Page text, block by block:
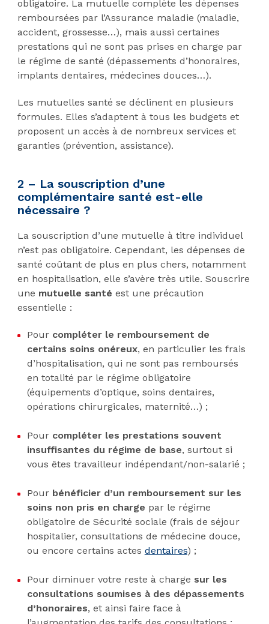
obligatoire. La mutuelle complète les dépenses
remboursées par l’Assurance maladie (maladie,
accident, grossesse…), mais aussi certaines
prestations qui ne sont pas prises en charge par
le régime de santé (dépassements d’honoraires,
implants dentaires, médecines douces…).
Les mutuelles santé se déclinent en plusieurs
formules. Elles s’adaptent à tous les budgets et
proposent un accès à de nombreux services et
garanties (prévention, assistance).
2 – La souscription d’une
complémentaire santé est-elle
nécessaire ?
La souscription d’une mutuelle à titre individuel
n’est pas obligatoire. Cependant, les dépenses de
santé coûtant de plus en plus chers, notamment
en hospitalisation, elle s’avère très utile. Souscrire
une mutuelle santé est une précaution
essentielle :
Pour compléter le remboursement de
certains soins onéreux, en particulier les frais
d’hospitalisation, qui ne sont pas remboursés
en totalité par le régime obligatoire
(équipements d’optique, soins dentaires,
opérations chirurgicales, maternité…) ;
Pour compléter les prestations souvent
insuffisantes du régime de base, surtout si
vous êtes travailleur indépendant/non-salarié ;
Pour bénéficier d’un remboursement sur les
soins non pris en charge par le régime
obligatoire de Sécurité sociale (frais de séjour
hospitalier, consultations de médecine douce,
ou encore certains actes dentaires) ;
Pour diminuer votre reste à charge sur les
consultations soumises à des dépassements
d’honoraires, et ainsi faire face à